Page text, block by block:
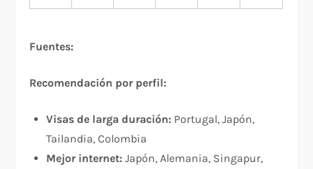
Fuentes:
Recomendación por perfil:
Visas de larga duración: Portugal, Japón,
Tailandia, Colombia
Mejor internet: Japón, Alemania, Singapur,